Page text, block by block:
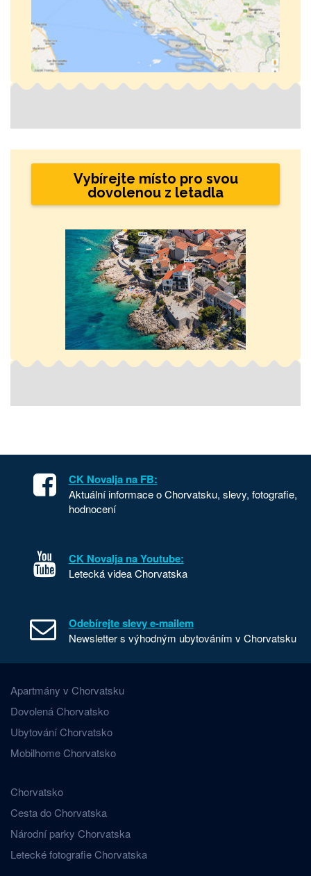
Vybírejte místo pro svou
dovolenou z letadla
CK Novalja na FB:
Aktuální informace o Chorvatsku, slevy, fotografie,
hodnocení
CK Novalja na Youtube:
Letecká videa Chorvatska
Odebírejte slevy e-mailem
Newsletter s výhodným ubytováním v Chorvatsku
Apartmány v Chorvatsku
Dovolená Chorvatsko
Ubytování Chorvatsko
Mobilhome Chorvatsko
Chorvatsko
Cesta do Chorvatska
Národní parky Chorvatska
Letecké fotografie Chorvatska